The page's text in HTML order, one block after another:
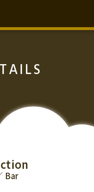
ベント情報
販売所
Bar